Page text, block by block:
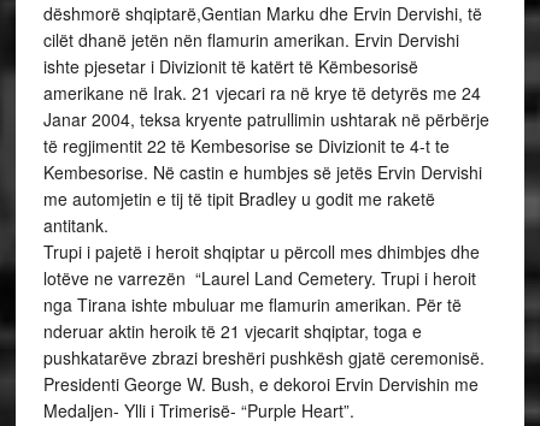
dëshmorë shqiptarë,Gentian Marku dhe Ervin Dervishi, të
cilët dhanë jetën nën flamurin amerikan. Ervin Dervishi
ishte pjesetar i Divizionit të katërt të Këmbesorisë
amerikane në Irak. 21 vjecari ra në krye të detyrës me 24
Janar 2004, teksa kryente patrullimin ushtarak në përbërje
të regjimentit 22 të Kembesorise se Divizionit te 4-t te
Kembesorise. Në castin e humbjes së jetës Ervin Dervishi
me automjetin e tij të tipit Bradley u godit me raketë
antitank.
Trupi i pajetë i heroit shqiptar u përcoll mes dhimbjes dhe
lotëve ne varrezën “Laurel Land Cemetery. Trupi i heroit
nga Tirana ishte mbuluar me flamurin amerikan. Për të
nderuar aktin heroik të 21 vjecarit shqiptar, toga e
pushkatarëve zbrazi breshëri pushkësh gjatë ceremonisë.
Presidenti George W. Bush, e dekoroi Ervin Dervishin me
Medaljen- Ylli i Trimerisë- “Purple Heart”.